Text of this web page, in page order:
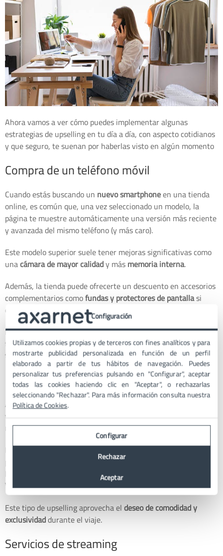
Ahora vamos a ver cómo puedes implementar algunas
estrategias de upselling en tu día a día, con aspecto cotidianos
y que seguro, te suenan por haberlas visto en algún momento
Compra de un teléfono móvil
Cuando estás buscando un nuevo smartphoneen una tienda
online, es común que, una vez seleccionado un modelo, la
página te muestre automáticamente una versión más reciente
y avanzada del mismo teléfono (y más caro).
Este modelo superior suele tener mejoras significativas como
unacámara de mayor calidady másmemoria interna.
Además, la tienda puede ofrecerte un descuento en accesorios
complementarios comofundas y protectores de pantallasi
decides comprarlos junto con el teléfono.
Este método no solo aumenta el valor de la compra, sino que
también mejora la experiencia del usuario alproporcionarle
todo lo necesariopara disfrutar de su nuevo dispositivo.
Reserva de viajes
Al reservar un vuelo online, después de seleccionar tu destino
y fechas, es habitual que la aerolínea te ofrezca la opción de
mejorar tu clase de vuelo.
Pasar de clase turista aprimera clasepor un precio adicional
puede ser muy tentador, especialmente cuando se prometen
beneficios como más espacio, mejor comida y acceso a
VIP.
Este tipo de upselling aprovecha eldeseo de comodidad y
exclusividaddurante el viaje.
Servicios de streaming
Configuración
Utilizamos cookies propias y de terceros con fines analíticos y para
mostrarte publicidad personalizada en función de un perfil
elaborado a partir de tus hábitos de navegación. Puedes
personalizar tus preferencias pulsando en "Configurar", aceptar
todas las cookies haciendo clic en "Aceptar", o rechazarlas
seleccionando "Rechazar". Para más información consulta nuestra
Política de Cookies.
Configurar
Rechazar
Aceptar